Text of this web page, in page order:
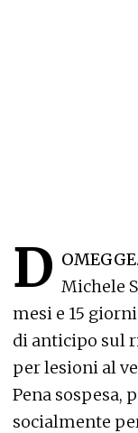
D OMEGGE.
Michele
mesi e 15
di anticipo sul
per lesioni al
Pena sospesa,
socialmente